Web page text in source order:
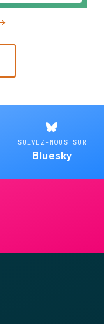
SUIVEZ-NOUS SUR
Bluesky